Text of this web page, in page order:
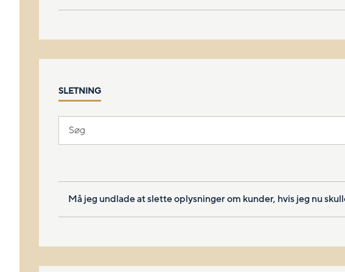
SLETNING
Må jeg undlade at slette oplysninger om kunder, hvis jeg nu